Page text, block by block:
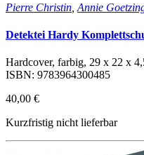
Pierre Christin Annie
Detektei Hardy
Hardcover, farbig, 29 x 22 x
ISBN: 9783964300485
40,00 €
Kurzfristig nicht lieferbar